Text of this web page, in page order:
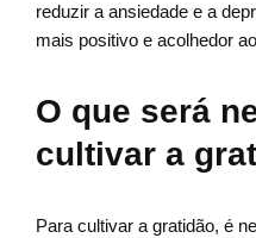
reduzir a ansiedade e a
mais positivo e acolhedor
O que será
cultivar a
Para cultivar a gratidão, é